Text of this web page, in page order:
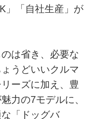
」「自社生産」が
は省き、必要な
うどいいクルマ
ーズに加え、豊
力の7モデルに、
「ドッグバ